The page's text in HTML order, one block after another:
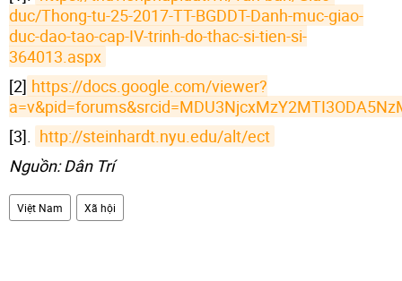
duc/Thong-tu-25-2017-TT-BGDDT-Danh-muc-giao-
duc-dao-tao-cap-IV-trinh-do-thac-si-tien-si-
364013.aspx
[2] https://docs.google.com/viewer?
[3]. http://steinhardt.nyu.edu/alt/ect
Nguồn: Dân Trí
Việt Nam Xã hội